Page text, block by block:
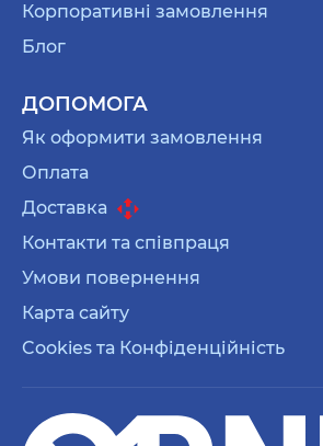
Корпоративні замовлення
Блог
ДОПОМОГА
Як оформити замовлення
Оплата
Доставка
Контакти та співпраця
Умови повернення
Карта сайту
Cookies та Конфіденційність